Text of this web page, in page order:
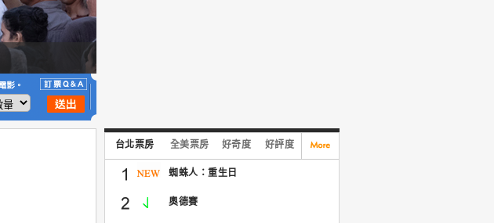
台北票房 全美票房 好奇度 好評度
蜘蛛人：重生日
奧德賽